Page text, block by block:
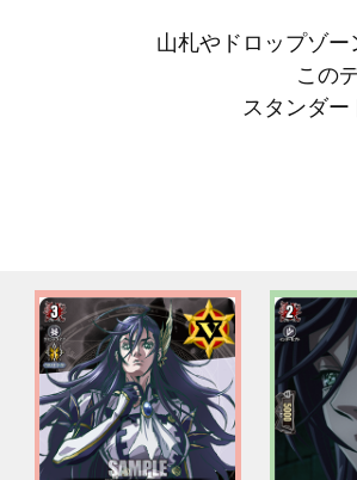
山札やドロップゾー
この
スタンダ